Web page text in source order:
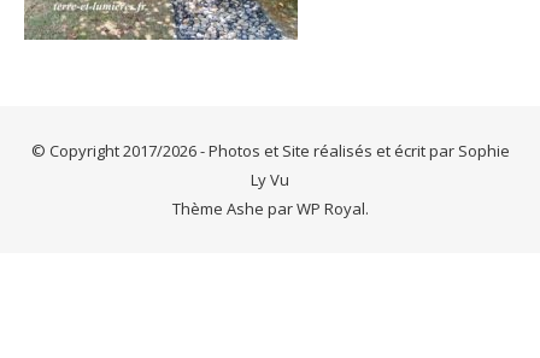
© Copyright 2017/2026 - Photos et Site réalisés et écrit par Sophie
Ly Vu
Thème Ashe parWP Royal.